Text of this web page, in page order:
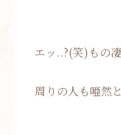
エッ..?(笑)もの
周りの人も唖然